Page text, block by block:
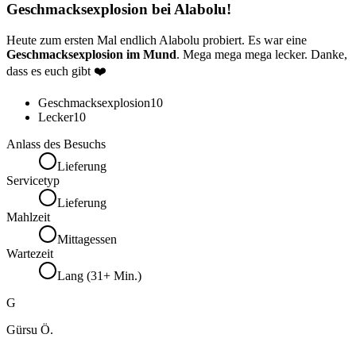
Geschmacksexplosion bei Alabolu!
Heute zum ersten Mal endlich Alabolu probiert. Es war eine
Geschmacksexplosion im Mund. Mega mega mega lecker. Danke,
dass es euch gibt ❤️
Geschmacksexplosion10
Lecker10
Anlass des Besuchs
Lieferung
Servicetyp
Lieferung
Mahlzeit
Mittagessen
Wartezeit
Lang (31+ Min.)
G
Gürsu Ö.